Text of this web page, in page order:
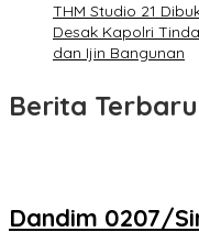
THM Studio 21
Desak Kapolri
dan Ijin Bangunan
Berita Terbaru
Dandim 0207/